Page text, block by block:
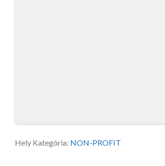
Hely Kategória: NON-PROFIT